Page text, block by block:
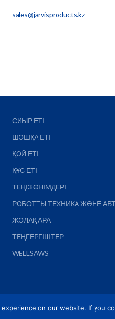
sales@jarvisproducts.kz
СИЫР ЕТІ
ШОШҚА ЕТІ
ҚОЙ ЕТІ
ҚҰС ЕТІ
ТЕҢІЗ ӨНІМДЕРІ
РОБОТТЫ ТЕХНИКА ЖӘНЕ
ЖОЛАҚ АРА
ТЕҢГЕРГІШТЕР
WELLSAWS
on our website. If you